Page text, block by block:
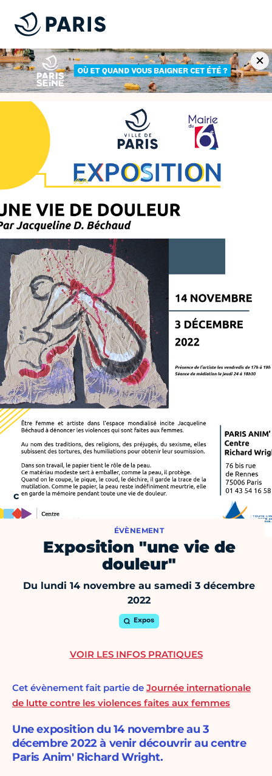
ÉVÈNEMENT
Exposition "une vie de
douleur"
Du lundi 14 novembre au samedi 3 décembre
2022
Expos
Cet évènement fait partie de Journée internationale
de lutte contre les violences faites aux femmes
Une exposition du 14 novembre au 3
décembre 2022 à venir découvrir au centre
Paris Anim' Richard Wright.
VOIR LES INFOS PRATIQUES